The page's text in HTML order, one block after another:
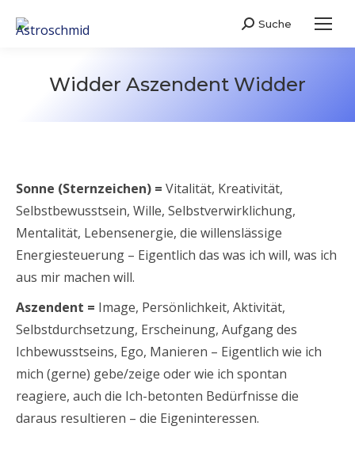
Search:
Suche
Widder Aszendent Widder
Sonne (Sternzeichen) = Vitalität, Kreativität,
Selbstbewusstsein, Wille, Selbstverwirklichung,
Mentalität, Lebensenergie, die willenslässige
Energiesteuerung – Eigentlich das was ich will, was ich
aus mir machen will.
Aszendent = Image, Persönlichkeit, Aktivität,
Selbstdurchsetzung, Erscheinung, Aufgang des
Ichbewusstseins, Ego, Manieren – Eigentlich wie ich
mich (gerne) gebe/zeige oder wie ich spontan
reagiere, auch die Ich-betonten Bedürfnisse die
daraus resultieren – die Eigeninteressen.